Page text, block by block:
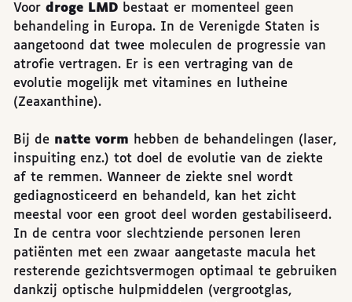
Voor droge LMD bestaat er momenteel geen
behandeling in Europa. In de Verenigde Staten is
aangetoond dat twee moleculen de progressie van
atrofie vertragen. Er is een vertraging van de
evolutie mogelijk met vitamines en lutheine
(Zeaxanthine).
Bij de natte vorm hebben de behandelingen (laser,
inspuiting enz.) tot doel de evolutie van de ziekte
af te remmen. Wanneer de ziekte snel wordt
gediagnosticeerd en behandeld, kan het zicht
meestal voor een groot deel worden gestabiliseerd.
In de centra voor slechtziende personen leren
patiënten met een zwaar aangetaste macula het
resterende gezichtsvermogen optimaal te gebruiken
dankzij optische hulpmiddelen (vergrootglas,